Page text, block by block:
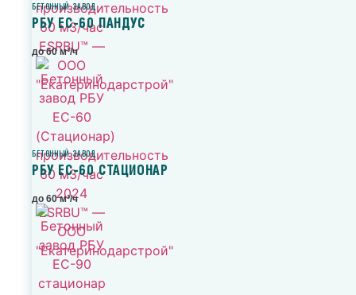
БЕТОННЫЙ ЗАВОД
РБУ ЕС-60 ПАНДУС
до 60 м³/ч
БЕТОННЫЙ ЗАВОД
РБУ ЕС-60 СТАЦИОНАР
до 60 м³/ч